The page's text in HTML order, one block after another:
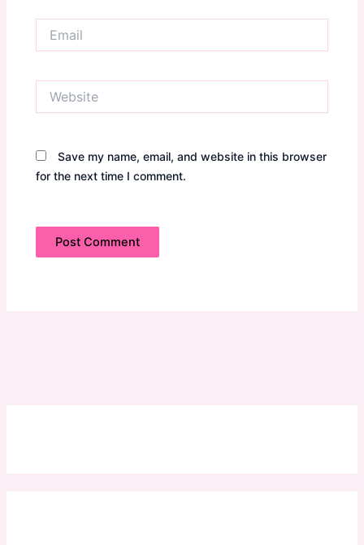
Save my name, email, and website in this browser
for the next time I comment.